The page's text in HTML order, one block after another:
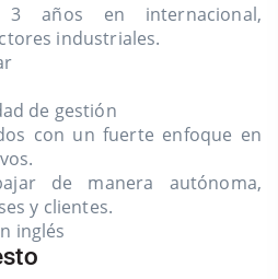
3 años en internacional,
industriales.
de gestión
con un fuerte enfoque en
de manera autónoma,
y clientes.
inglés